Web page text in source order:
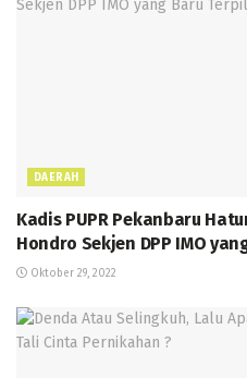
DAERAH
Kadis PUPR Pekanbaru
Hondro Sekjen DPP IMO
Oktober 29, 2022